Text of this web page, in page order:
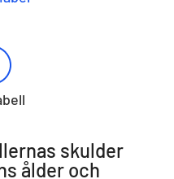
skulder
ålder och